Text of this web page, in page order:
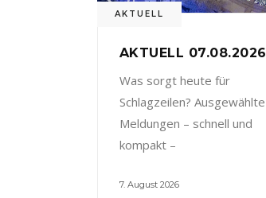
AKTUELL
AKTUELL 07.08.2026
Was sorgt heute für
Schlagzeilen? Ausgewählte
Meldungen – schnell und
kompakt –
7. August 2026